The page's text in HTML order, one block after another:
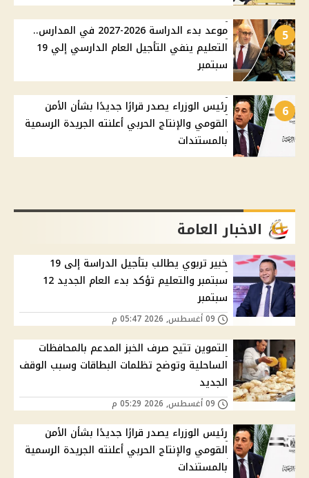
5
موعد بدء الدراسة 2026-2027 في المدارس..
التعليم ينفي التأجيل العام الدارسي إلي 19
سبتمبر
6
رئيس الوزراء يصدر قرارًا جديدًا بشأن الأمن
القومي والإنتاج الحربي أعلنته الجريدة الرسمية
بالمستندات
الاخبار العامة
خبير تربوي يطالب بتأجيل الدراسة إلى 19
سبتمبر والتعليم تؤكد بدء العام الجديد 12
سبتمبر
التموين تتيح صرف الخبز المدعم بالمحافظات
الساحلية وتوضح تظلمات البطاقات وسبب الوقف
الجديد
رئيس الوزراء يصدر قرارًا جديدًا بشأن الأمن
القومي والإنتاج الحربي أعلنته الجريدة الرسمية
بالمستندات